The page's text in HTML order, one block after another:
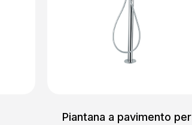
Piantana a pavimento per